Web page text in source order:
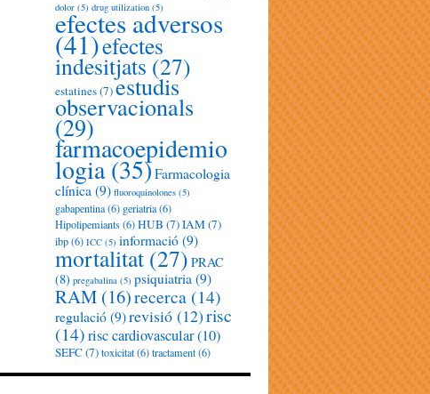
dolor (5) drug utilization (5)
efectes adversos
(41)efectes
indesitjats (27)
estatines(7)estudis
observacionals
(29)
farmacoepidemio
logia(35)Farmacologia
clínica (9) fluoroquinolones (5)
gabapentina(6) geriatria(6)
Hipolipemiants(6)HUB (7)IAM(7)
ibp(6) ICC (5) informació (9)
mortalitat (27) PRAC
(8) pregabalina (5) psiquiatria (9)
RAM (16)recerca (14)
regulació (9)revisió (12)risc
(14)risc cardiovascular(10)
SEFC(7)toxicitat(6)tractament(6)